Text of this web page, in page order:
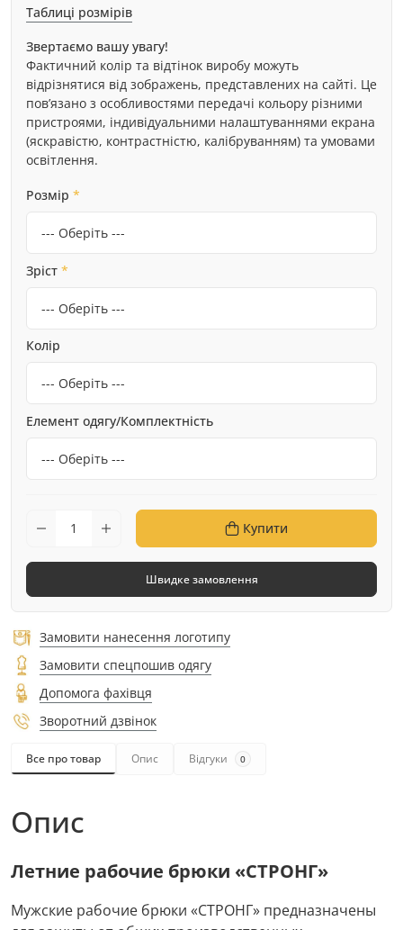
Таблиці розмірів
Звертаємо вашу увагу!
Фактичний колір та відтінок виробу можуть
відрізнятися від зображень, представлених на сайті. Це
пов’язано з особливостями передачі кольору різними
пристроями, індивідуальними налаштуваннями екрана
(яскравістю, контрастністю, калібруванням) та умовами
освітлення.
Розмір *
Зріст *
Колір
Елемент одягу/Комплектність
Купити
Швидке замовлення
Замовити нанесення логотипу
Замовити спецпошив одягу
Допомога фахівця
Зворотний дзвінок
Все про товар Опис Відгуки 0
Опис
Летние рабочие брюки «СТРОНГ»
Мужские рабочие брюки «СТРОНГ» предназначены